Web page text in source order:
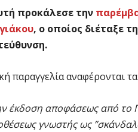
προκάλεσε την
, ο οποίος διέταξε
παραγγελία αναφέρονται
έκδοση αποφάσεως από το
γνωστής ως